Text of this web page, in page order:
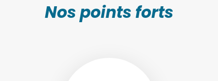
Nos points forts